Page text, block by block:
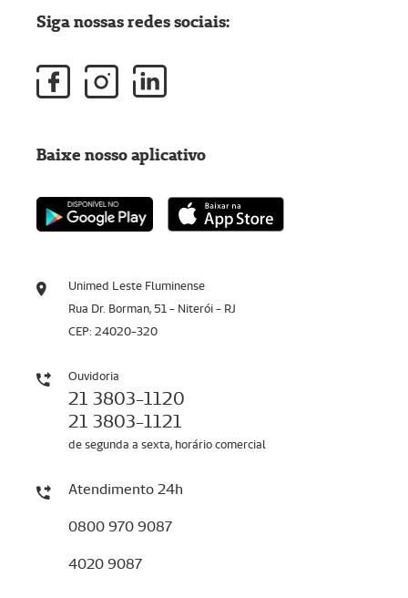
Unimed Leste Fluminense
Rua Dr. Borman, 51 - Niterói - RJ
CEP: 24020-320
Ouvidoria
21 3803-1120
21 3803-1121
de segunda a sexta, horário comercial
Atendimento 24h
0800 970 9087
4020 9087
Siga nossas redes sociais:
Baixe nosso aplicativo